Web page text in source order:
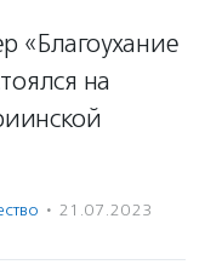
«Благоухание
на
· 21.07.2023